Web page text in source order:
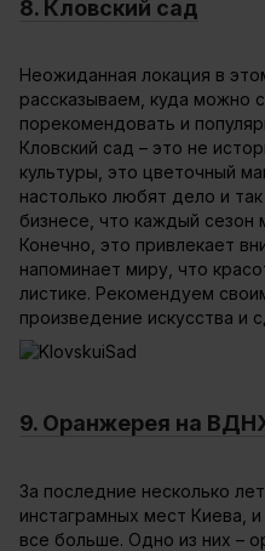
8. Кловский сад
Неожиданная локация в
рассказываем, куда можно
порекомендовать и
Кловский сад – это не
культуры, это цветочный
настолько любят дело и
бизнесе, что каждый сезон
Конечно, это привлекает
напоминает миру, что
листике. Рекомендуем
произведение искусства и
9. Оранжерея на
За последние несколько
инстаграмных мест Киева,
все больше. Одно из них –